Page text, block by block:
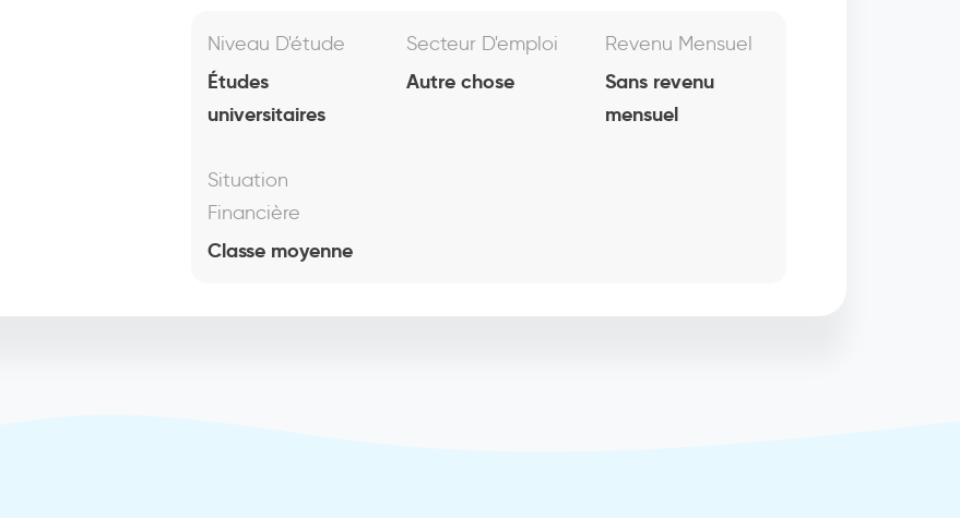
Niveau D'étude
Études
universitaires
Secteur D'emploi
Autre chose
Revenu Mensuel
Sans revenu
mensuel
Situation
Financière
Classe moyenne